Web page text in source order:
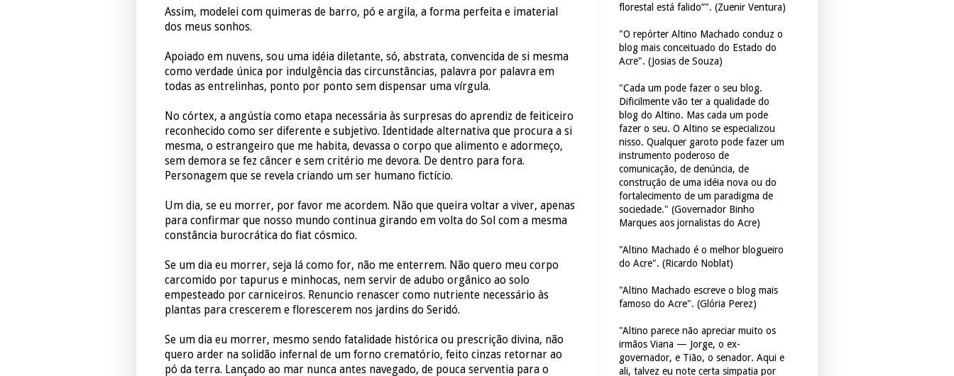
Assim, modelei com quimeras de barro, pó e argila, a forma perfeita e imaterial
dos meus sonhos.
Apoiado em nuvens, sou uma idéia diletante, só, abstrata, convencida de si mesma
como verdade única por indulgência das circunstâncias, palavra por palavra em
todas as entrelinhas, ponto por ponto sem dispensar uma vírgula.
No córtex, a angústia como etapa necessária às surpresas do aprendiz de feiticeiro
reconhecido como ser diferente e subjetivo. Identidade alternativa que procura a si
mesma, o estrangeiro que me habita, devassa o corpo que alimento e adormeço,
sem demora se fez câncer e sem critério me devora. De dentro para fora.
Personagem que se revela criando um ser humano fictício.
Um dia, se eu morrer, por favor me acordem. Não que queira voltar a viver, apenas
para confirmar que nosso mundo continua girando em volta do Sol com a mesma
constância burocrática do fiat cósmico.
Se um dia eu morrer, seja lá como for, não me enterrem. Não quero meu corpo
carcomido por tapurus e minhocas, nem servir de adubo orgânico ao solo
empesteado por carniceiros. Renuncio renascer como nutriente necessário às
plantas para crescerem e florescerem nos jardins do Seridó.
Se um dia eu morrer, mesmo sendo fatalidade histórica ou prescrição divina, não
quero arder na solidão infernal de um forno crematório, feito cinzas retornar ao
pó da terra. Lançado ao mar nunca antes navegado, de pouca serventia para o
florestal está falido”". (Zuenir Ventura)
"O repórter Altino Machado conduz o
blog mais conceituado do Estado do
Acre". (Josias de Souza)
"Cada um pode fazer o seu blog.
Dificilmente vão ter a qualidade do
blog do Altino. Mas cada um pode
fazer o seu. O Altino se especializou
nisso. Qualquer garoto pode fazer um
instrumento poderoso de
comunicação, de denúncia, de
construção de uma idéia nova ou do
fortalecimento de um paradigma de
sociedade." (Governador Binho
Marques aos jornalistas do Acre)
"Altino Machado é o melhor blogueiro
do Acre". (Ricardo Noblat)
"Altino Machado escreve o blog mais
famoso do Acre". (Glória Perez)
"Altino parece não apreciar muito os
irmãos Viana — Jorge, o ex-
governador, e Tião, o senador. Aqui e
ali, talvez eu note certa simpatia por